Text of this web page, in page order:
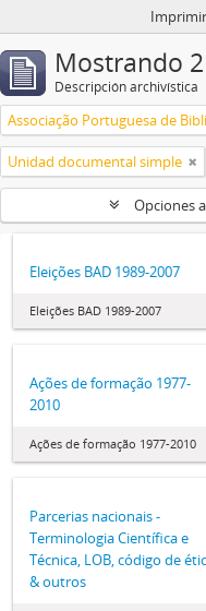
Mostrando
Descripción archivística
Unidad documental simple
Opciones
Eleições BAD 1989-2007
Eleições BAD 1989-2007
Ações de formação 1977-
2010
Ações de formação 1977-2010
Parcerias nacionais -
Terminologia Científica e
Técnica, LOB, código de
& outros